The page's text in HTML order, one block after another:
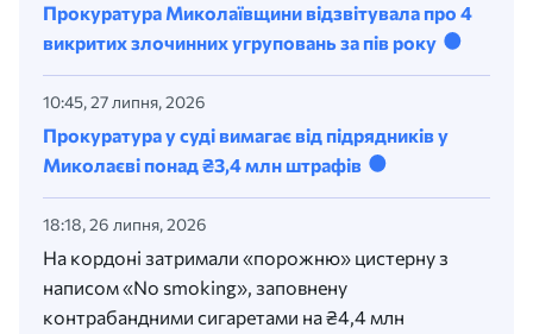
Прокуратура Миколаївщини відзвітувала про 4
викритих злочинних угруповань за пів року
10:45, 27 липня, 2026
Прокуратура у суді вимагає від підрядників у
Миколаєві понад ₴3,4 млн штрафів
18:18, 26 липня, 2026
На кордоні затримали «порожню» цистерну з
написом «No smoking», заповнену
контрабандними сигаретами на ₴4,4 млн